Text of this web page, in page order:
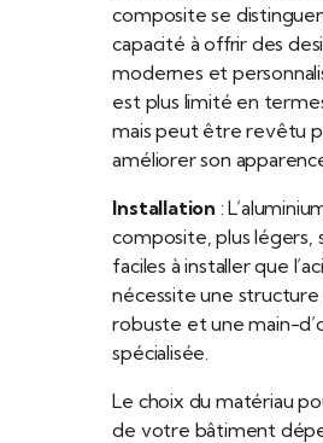
composite se
capacité à offrir des
modernes et
est plus limité en
mais peut être revêtu
améliorer son
Installation :
composite, plus légers,
faciles à installer que
nécessite une structure
robuste et une main-
spécialisée.
Le choix du matériau
de votre bâtiment